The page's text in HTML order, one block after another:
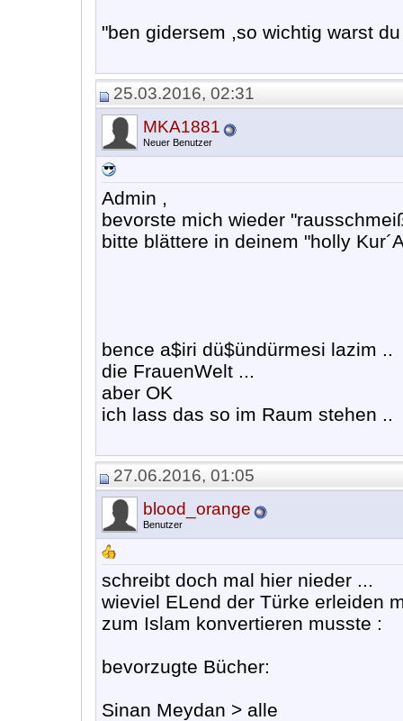
"ben gidersem ,so wichtig warst
25.03.2016, 02:31
MKA1881
Neuer Benutzer
Admin ,
bevorste mich wieder
bitte blättere in deinem "holly
bence a$iri dü$ündürmesi lazim ..
die FrauenWelt ...
aber OK
ich lass das so im Raum stehen ..
27.06.2016, 01:05
blood_orange
Benutzer
schreibt doch mal hier nieder ...
wieviel ELend der Türke erleiden
zum Islam konvertieren musste :
bevorzugte Bücher:
Sinan Meydan > alle